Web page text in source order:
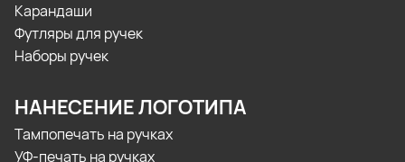
Карандаши
Футляры для ручек
Наборы ручек
НАНЕСЕНИЕ ЛОГОТИПА
Тампопечать на ручках
УФ-печать на ручках